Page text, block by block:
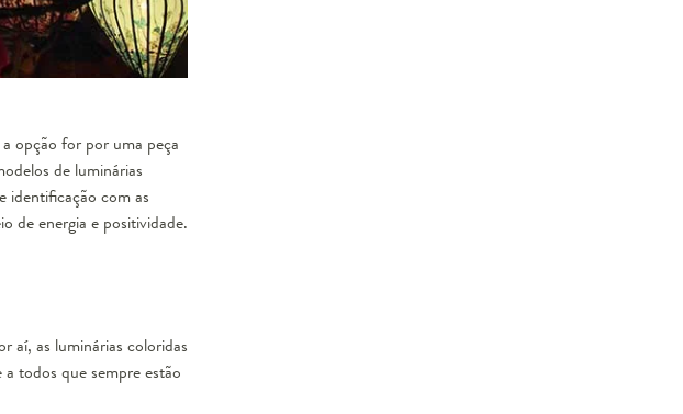
opção for por uma peça
de luminárias
identificação com as
de energia e positividade.
aí, as luminárias coloridas
todos que sempre estão